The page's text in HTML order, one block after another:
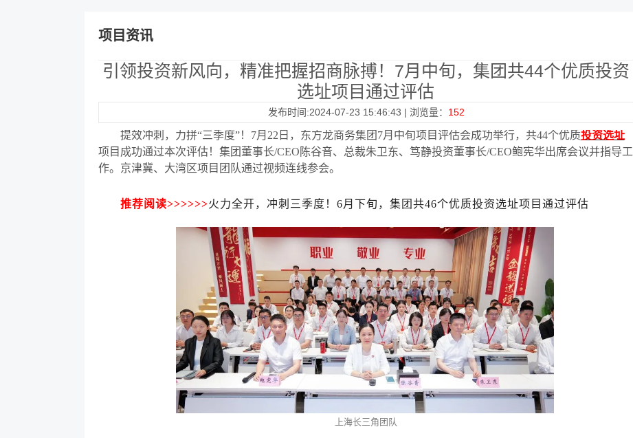
项目资讯
引领投资新风向，精准把握招商脉搏！7月中旬，集团共44个优质投资
选址项目通过评估
发布时间:2024-07-23 15:46:43 | 浏览量： 152
提效冲刺，力拼“三季度”！ 7月22日，东方龙商务集团7月中旬项目评估会成功举行，共44个优质投资选址
项目成功通过本次评估！集团董事长/CEO陈谷音、总裁朱卫东、笃静投资董事长/CEO鲍宪华出席会议并指导工
作。京津冀、大湾区项目团队通过视频连线参会。
推荐阅读>>>>>>火力全开，冲刺三季度！6月下旬，集团共46个优质投资选址项目通过评估
上海长三角团队